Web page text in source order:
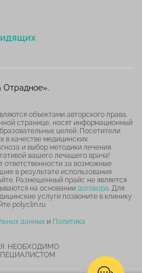
объектами авторского права.
странице, носят информационный
целей. Посетители
в качестве медицинских
и выбор методики лечения
вашего лечащего врача!
ответственности за возможные
в результате использования
Размещенный прайс не является
на основании договора. Для
услуги позвоните в клинику
polyclin.ru
данных и Политика
НЕОБХОДИМО